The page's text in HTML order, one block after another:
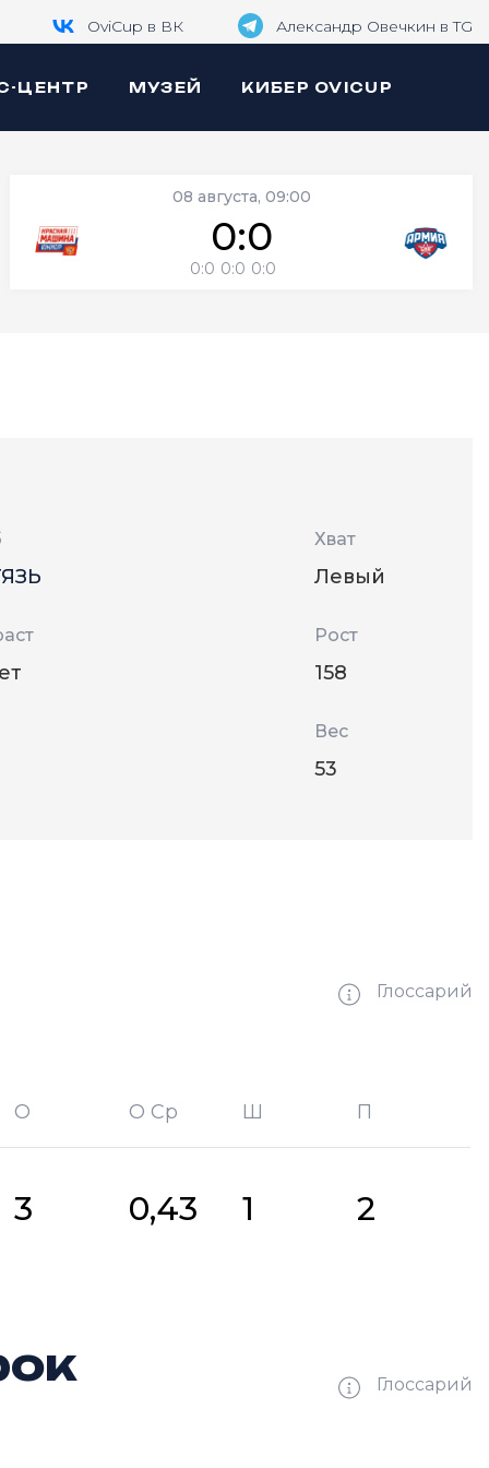
OviCup в ВК Александр Овечкин в TG
ЦЕНТР МУЗЕЙ КИБЕР OVICUP
08 августа, 09:00
0:0
0:0 0:0 0:0
Хват
Левый
Рост
158
Вес
53
Глоссарий
О О Ср Ш П
3 0,43 1 2
Глоссарий